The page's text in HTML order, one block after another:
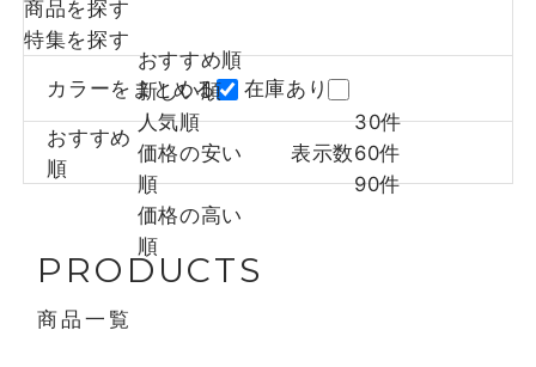
商品を探す
特集を探す
カラーをまとめる 在庫あり
おすすめ
順
おすすめ順
新しい順
人気順
価格の安い
順
価格の高い
順
表示数
30件
60件
90件
PRODUCTS
商品一覧